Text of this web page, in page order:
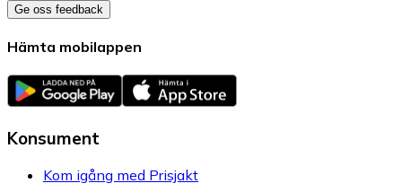
Ge oss feedback
Hämta mobilappen
Konsument
Kom igång med Prisjakt